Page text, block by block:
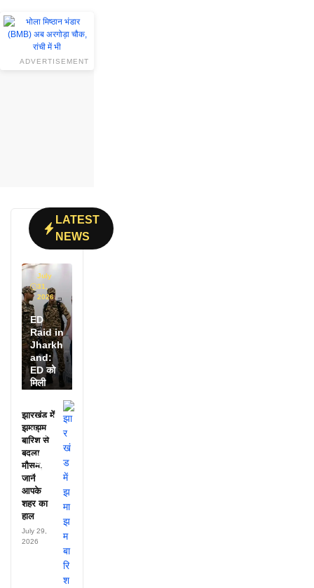
ADVERTISEMENT
LATEST
NEWS
July
31,
2026
ED
Raid in
Jharkh
and:
ED को
मिली
25
अफसरों
के नाम,
हर महीने
पहुंचते थे
लाखों!
झारखंड में
झमाझम
बारिश से
बदला
मौसम,
जानें
आपके
शहर का
हाल
July 29,
2026